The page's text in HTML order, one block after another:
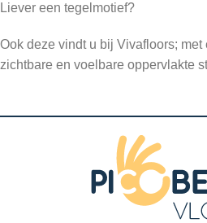
Liever een tegelmotief?
Ook deze vindt u bij Vivafloors; met
zichtbare en voelbare oppervlakte